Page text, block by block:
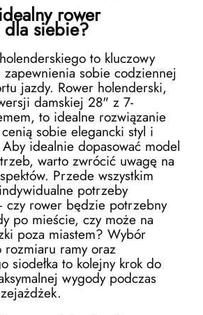
rower
siebie?
to kluczowy
zapewnienia sobie codziennej
jazdy. Rower holenderski,
damskiej 28" z 7-
to idealne rozwiązanie
sobie elegancki styl i
idealnie dopasować model
warto zwrócić uwagę na
Przede wszystkim
potrzeby
czy rower będzie potrzebny
po mieście, czy może na
poza miastem? Wybór
ramy oraz
siodełka to kolejny krok do
wygody podczas